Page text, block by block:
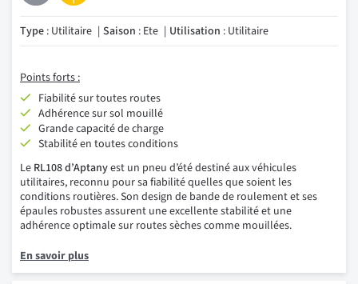
Type : Utilitaire Saison : Ete Utilisation : Utilitaire
Points forts :
Fiabilité sur toutes routes
Adhérence sur sol mouillé
Grande capacité de charge
Stabilité en toutes conditions
Le RL108 d’Aptanyest un pneu d’été destiné aux véhicules
utilitaires, reconnu pour sa fiabilité quelles que soient les
conditions routières. Son design de bande de roulement et ses
épaules robustes assurent une excellente stabilité et une
adhérence optimale sur routes sèches comme mouillées.
En savoir plus